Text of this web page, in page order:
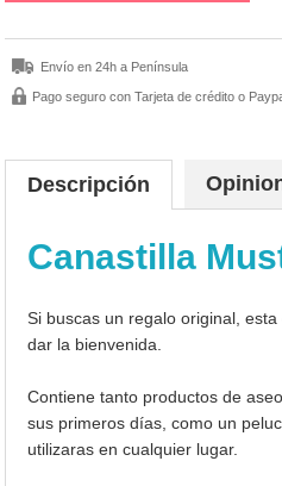
Envío en 24h a Península
Pago seguro con Tarjeta de crédito o
Descripción
Canastilla
Si buscas un regalo original,
dar la bienvenida.
Contiene tanto productos de
sus primeros días, como un
utilizaras en cualquier lugar.